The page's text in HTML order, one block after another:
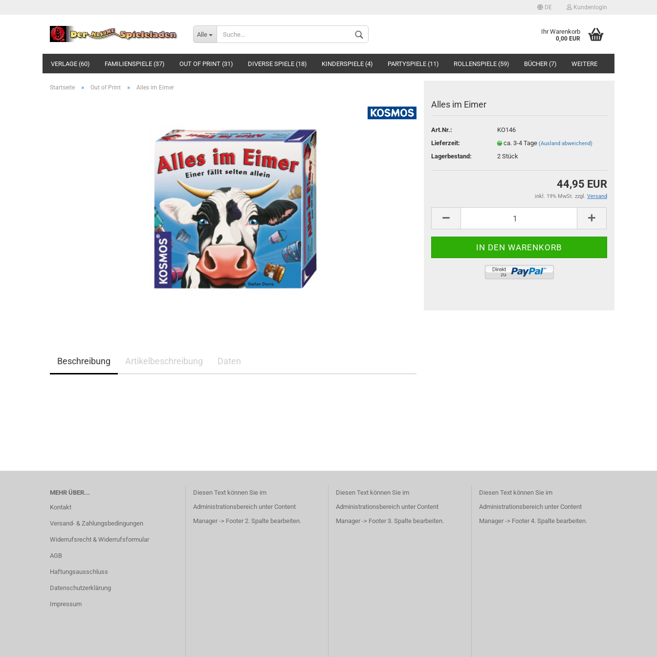
DE Kundenlogin
Konto erstellen
Passwort vergessen?
Alle Ihr Warenkorb
0,00 EUR
VERLAGE (60) FAMILIENSPIELE (37) OUT OF PRINT (31) DIVERSE SPIELE (18) KINDERSPIELE (4) PARTYSPIELE (11) ROLLENSPIELE (59) BÜCHER (7) WEITERE
Startseite » Out of Print » Alles im Eimer
Alles im Eimer
Art.Nr.:
KO146
Lieferzeit:
ca. 3-4 Tage (Ausland abweichend)
Lagerbestand: 2 Stück
44,95 EUR
inkl. 19% MwSt. zzgl. Versand
Beschreibung Artikelbeschreibung Daten
MEHR ÜBER...
Kontakt
Versand- & Zahlungsbedingungen
Widerrufsrecht & Widerrufsformular
AGB
Haftungsausschluss
Datenschutzerklärung
Impressum
Diesen Text können Sie im
Administrationsbereich unter Content
Manager -> Footer 2. Spalte bearbeiten.
Diesen Text können Sie im
Administrationsbereich unter Content
Manager -> Footer 3. Spalte bearbeiten.
Diesen Text können Sie im
Administrationsbereich unter Content
Manager -> Footer 4. Spalte bearbeiten.